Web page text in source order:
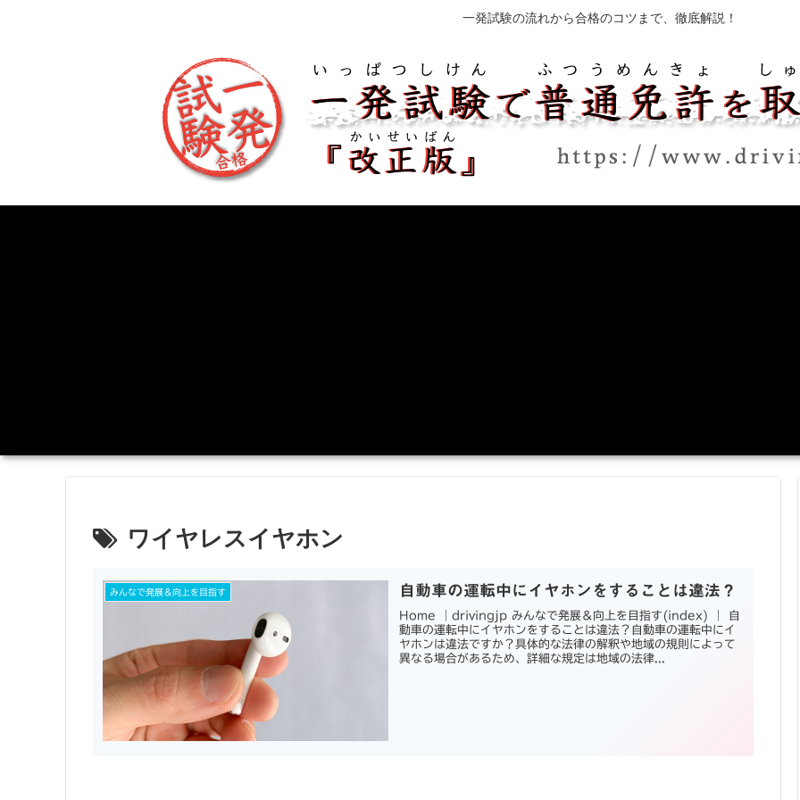
一発試験の流れから合格のコツまで、徹底解説！
ワイヤレスイヤホン
みんなで発展＆向上を目指す 自動車の運転中にイヤホンをすることは違法？
Home ｜drivingjp みんなで発展＆向上を目指す(index) ｜ 自
動車の運転中にイヤホンをすることは違法？自動車の運転中にイ
ヤホンは違法ですか？具体的な法律の解釈や地域の規則によって
異なる場合があるため、詳細な規定は地域の法律...